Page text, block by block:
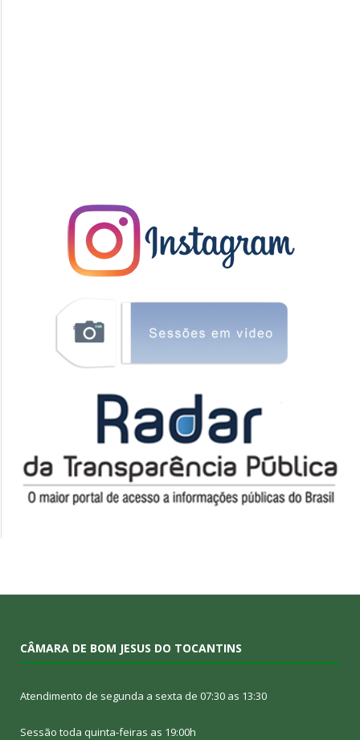
CÂMARA DE BOM JESUS DO TOCANTINS
Atendimento de segunda a sexta de 07:30 as 13:30
Sessão toda quinta-feiras as 19:00h